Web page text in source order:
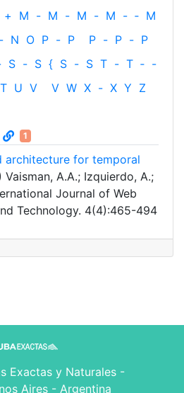
+ M - M - M - M - ‐ M
- N O P - P P - P - P
S - S { S - S T - T ‐ -
T U V V W X - X Y Z
1
architecture for temporal
Vaisman, A.A.; Izquierdo, A.;
Journal of Web
Technology. 4(4):465-494
Exactas y Naturales -
Aires - Argentina